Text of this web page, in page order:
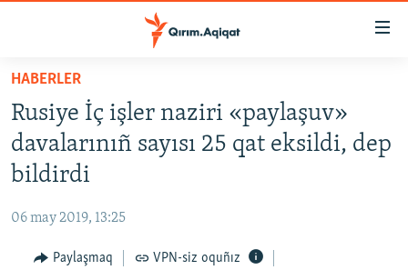
Esas
mündericege
qaytmaq
Baş
navigatsiyağa
qaytmaq
Qıdıruvğa
qaytmaq
SİYASET
İQTİSADİYAT
MEDENİYET
İNSAN AQLARI
HABERLER
Rusiye İç işler naziri «paylaşuv»
davalarınıñ sayısı 25 qat eksildi, dep
bildirdi
06 may 2019, 13:25
Paylaşmaq VPN-siz oquñız